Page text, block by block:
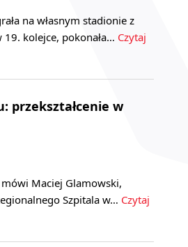
na własnym stadionie z
19. kolejce, pokonała… Czytaj
przekształcenie w
Maciej Glamowski,
Szpitala w… Czytaj